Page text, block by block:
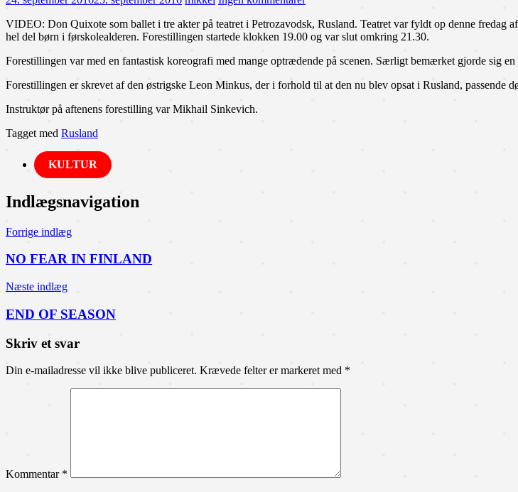
VIDEO: Don Quixote som ballet i tre akter på teatret i Petrozavodsk, Rusland. Teatret var fyldt op denne
hel del børn i førskolealderen. Forestillingen startede klokken 19.00 og var slut omkring 21.30.
Forestillingen var med en fantastisk koreografi med mange optrædende på scenen. Særligt bemærket gjorde sig
Forestillingen er skrevet af den østrigske Leon Minkus, der i forhold til at den nu blev opsat i Rusland, passende
Instruktør på aftenens forestilling var Mikhail Sinkevich.
Tagget med Rusland
KULTUR
Indlægsnavigation
Forrige indlæg
NO FEAR IN FINLAND
Næste indlæg
END OF SEASON
Skriv et svar
Din e-mailadresse vil ikke blive publiceret. Krævede felter er markeret med *
Kommentar *